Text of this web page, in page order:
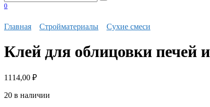
for:
0
Главная Стройматериалы Сухие смеси
Клей для облицовки печей
1114,00 ₽
20 в наличии